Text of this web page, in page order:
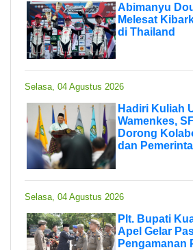
Abimanyu
Melesat
di Thailand
Selasa, 04 Agustus 2026
Hadiri Kuliah
Wamenkes,
Dorong
dan
Selasa, 04 Agustus 2026
Plt. Bupati
Apel Gelar
Pengamanan